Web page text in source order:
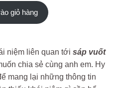
420.000₫.
tại
379.000₫.
giỏ hàng
niệm liên quan tới sáp vuốt
chia sẻ cùng anh em. Hy
mang lại những thông tin